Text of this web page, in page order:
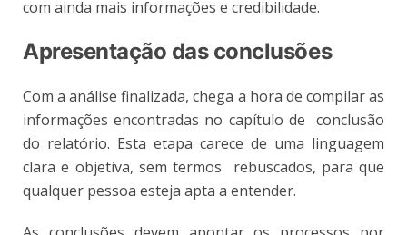
com ainda mais informações e credibilidade.
Apresentação das conclusões
Com a análise finalizada, chega a hora de compilar as
informações encontradas no capítulo de conclusão
do relatório. Esta etapa carece de uma linguagem
clara e objetiva, sem termos rebuscados, para que
qualquer pessoa esteja apta a entender.